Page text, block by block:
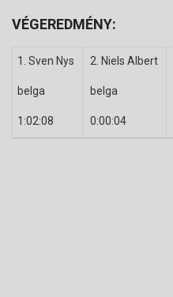
VÉGEREDMÉNY:
1. Sven Nys
belga
1:02:08
2. Niels Albert
belga
0:00:04